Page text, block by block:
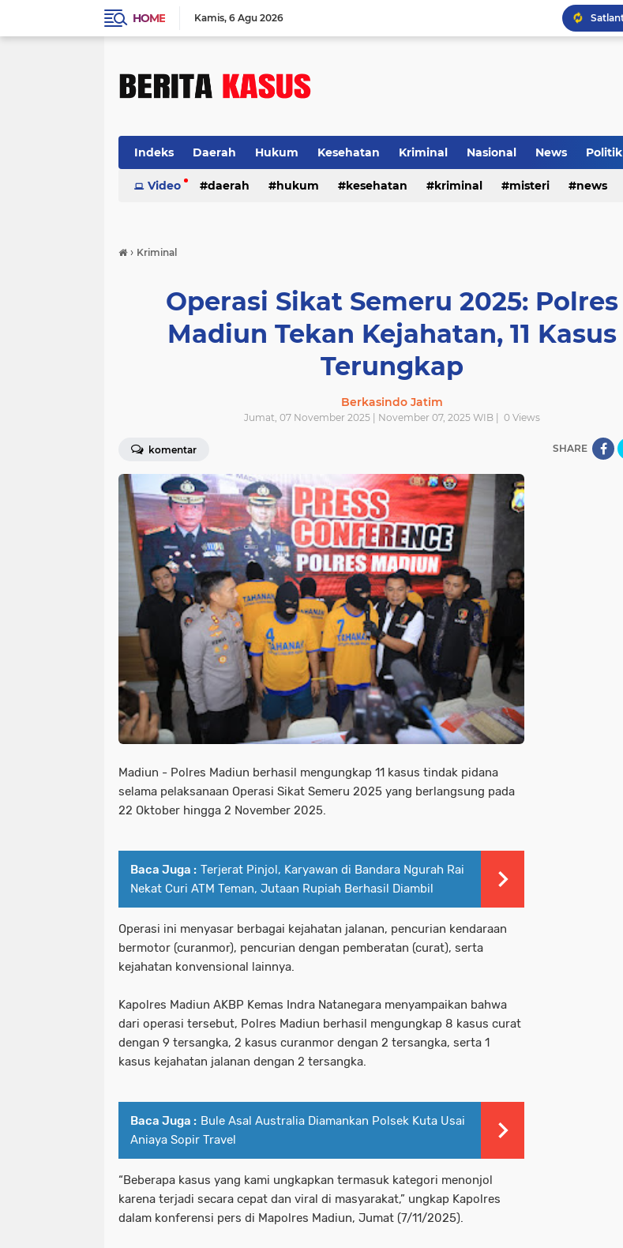
HOME Kamis 6 Agu 2026
Indeks Daerah Hukum Kesehatan Kriminal Nasional News Politik
Video daerah hukum kesehatan kriminal misteri news
› Kriminal
Operasi Sikat Semeru 2025: Polres
Madiun Tekan Kejahatan, 11 Kasus
Terungkap
Berkasindo Jatim
Jumat, 07 November 2025 | November 07, 2025 WIB | 0Views
komentar SHARE
Madiun - Polres Madiun berhasil mengungkap 11 kasus tindak pidana
selama pelaksanaan Operasi Sikat Semeru 2025 yang berlangsung pada
22 Oktober hingga 2 November 2025.
Baca Juga : Terjerat Pinjol, Karyawan di Bandara Ngurah Rai
Nekat Curi ATM Teman, Jutaan Rupiah Berhasil Diambil
Operasi ini menyasar berbagai kejahatan jalanan, pencurian kendaraan
bermotor (curanmor), pencurian dengan pemberatan (curat), serta
kejahatan konvensional lainnya.
Kapolres Madiun AKBP Kemas Indra Natanegara menyampaikan bahwa
dari operasi tersebut, Polres Madiun berhasil mengungkap 8 kasus curat
dengan 9 tersangka, 2 kasus curanmor dengan 2 tersangka, serta 1
kasus kejahatan jalanan dengan 2 tersangka.
Baca Juga : Bule Asal Australia Diamankan Polsek Kuta Usai
Aniaya Sopir Travel
“Beberapa kasus yang kami ungkapkan termasuk kategori menonjol
karena terjadi secara cepat dan viral di masyarakat,” ungkap Kapolres
dalam konferensi pers di Mapolres Madiun, Jumat (7/11/2025).